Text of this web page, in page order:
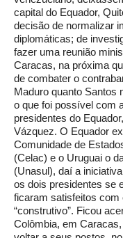
capital do Equador,
decisão de normalizar
diplomáticas; de
fazer uma reunião
Caracas, na próxima
de combater o
Maduro quanto Santos
o que foi possível com
presidentes do
Vázquez. O Equador
Comunidade de
(Celac) e o Uruguai o
(Unasul), daí a
os dois presidentes se
ficaram satisfeitos com
“construtivo”. Ficou
Colômbia, em